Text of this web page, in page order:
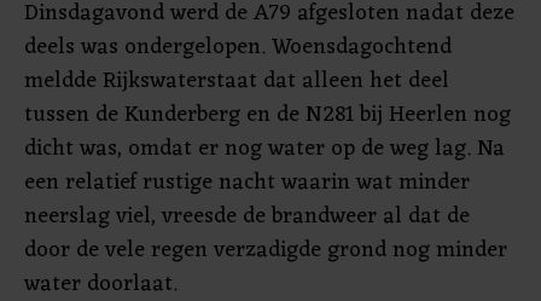
Dinsdagavond werd de A79 afgesloten nadat deze
deels was ondergelopen. Woensdagochtend
meldde Rijkswaterstaat dat alleen het deel
tussen de Kunderberg en de N281 bij Heerlen nog
dicht was, omdat er nog water op de weg lag. Na
een relatief rustige nacht waarin wat minder
neerslag viel, vreesde de brandweer al dat de
door de vele regen verzadigde grond nog minder
water doorlaat.